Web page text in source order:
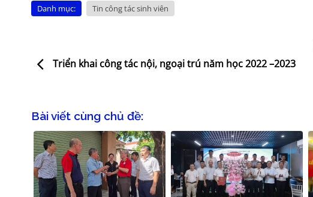
Danh mục: Tin công tác sinh viên
Triển khai công tác nội, ngoại trú năm học 2022 –2023
Bài viết cùng chủ đề: